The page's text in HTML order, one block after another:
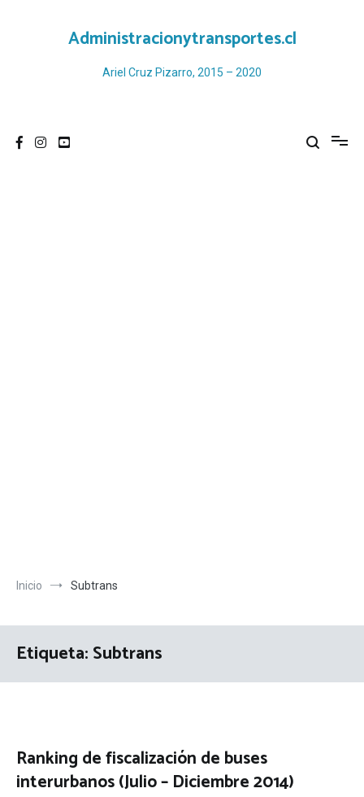
Administracionytransportes.cl
Ariel Cruz Pizarro, 2015 – 2020
Inicio Subtrans
Etiqueta:Subtrans
Ranking de fiscalización de buses
interurbanos (Julio – Diciembre 2014)